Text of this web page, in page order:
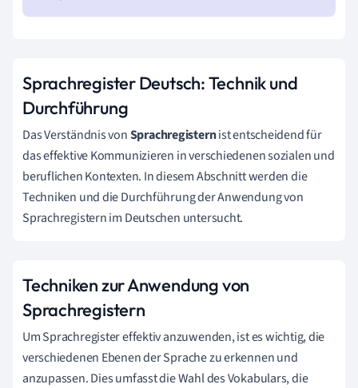
Sprachregister Deutsch: Technik und
Durchführung
Das Verständnis vonSprachregisternist entscheidend für
das effektive Kommunizieren in verschiedenen sozialen und
beruflichen Kontexten. In diesem Abschnitt werden die
Techniken und die Durchführung der Anwendung von
Sprachregistern im Deutschen untersucht.
Techniken zur Anwendung von
Sprachregistern
Um Sprachregister effektiv anzuwenden, ist es wichtig, die
verschiedenen Ebenen der Sprache zu erkennen und
anzupassen. Dies umfasst die Wahl des Vokabulars, die